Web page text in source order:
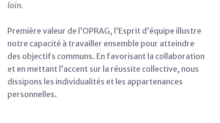
loin.
Première valeur de l’OPRAG, l’Esprit d’équipe illustre
notre capacité à travailler ensemble pour atteindre
des objectifs communs. En favorisant la collaboration
et en mettant l’accent sur la réussite collective, nous
dissipons les individualités et les appartenances
personnelles.